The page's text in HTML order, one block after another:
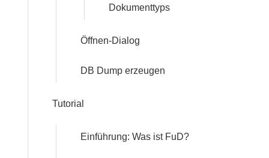
Dokumenttyps
Öffnen-Dialog
DB Dump erzeugen
Tutorial
Einführung: Was ist FuD?